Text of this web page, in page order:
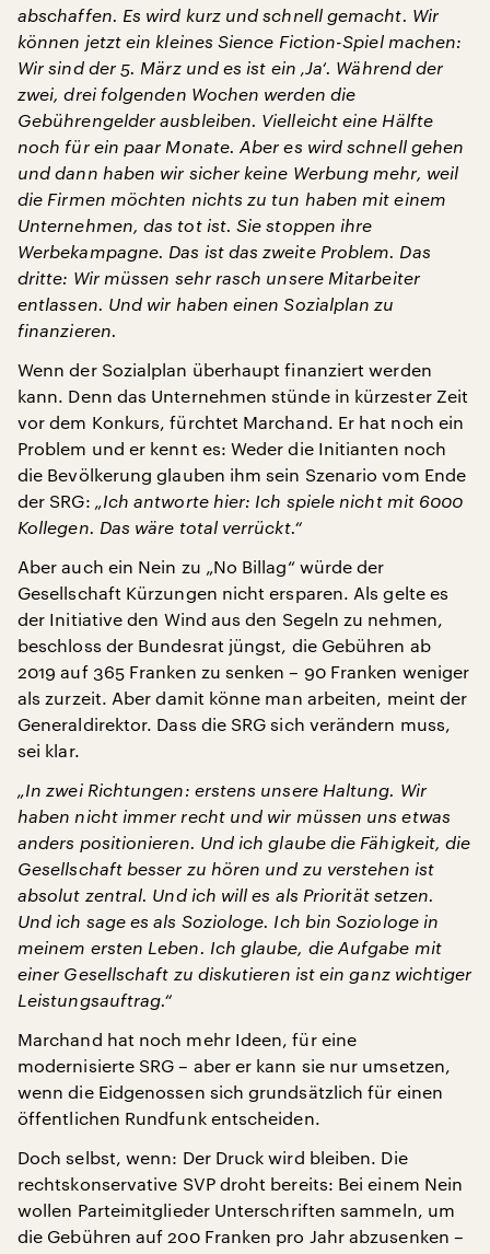
abschaffen. Es wird kurz und schnell gemacht. Wir
können jetzt ein kleines Sience Fiction-Spiel machen:
Wir sind der 5. März und es ist ein ‚Ja‘. Während der
zwei, drei folgenden Wochen werden die
Gebührengelder ausbleiben. Vielleicht eine Hälfte
noch für ein paar Monate. Aber es wird schnell gehen
und dann haben wir sicher keine Werbung mehr, weil
die Firmen möchten nichts zu tun haben mit einem
Unternehmen, das tot ist. Sie stoppen ihre
Werbekampagne. Das ist das zweite Problem. Das
dritte: Wir müssen sehr rasch unsere Mitarbeiter
entlassen. Und wir haben einen Sozialplan zu
finanzieren.
Wenn der Sozialplan überhaupt finanziert werden
kann. Denn das Unternehmen stünde in kürzester Zeit
vor dem Konkurs, fürchtet Marchand. Er hat noch ein
Problem und er kennt es: Weder die Initianten noch
die Bevölkerung glauben ihm sein Szenario vom Ende
der SRG: „Ich antworte hier: Ich spiele nicht mit 6000
Kollegen. Das wäre total verrückt.“
Aber auch ein Nein zu „No Billag“ würde der
Gesellschaft Kürzungen nicht ersparen. Als gelte es
der Initiative den Wind aus den Segeln zu nehmen,
beschloss der Bundesrat jüngst, die Gebühren ab
2019 auf 365 Franken zu senken – 90 Franken weniger
als zurzeit. Aber damit könne man arbeiten, meint der
Generaldirektor. Dass die SRG sich verändern muss,
sei klar.
„In zwei Richtungen: erstens unsere Haltung. Wir
haben nicht immer recht und wir müssen uns etwas
anders positionieren. Und ich glaube die Fähigkeit, die
Gesellschaft besser zu hören und zu verstehen ist
absolut zentral. Und ich will es als Priorität setzen.
Und ich sage es als Soziologe. Ich bin Soziologe in
meinem ersten Leben. Ich glaube, die Aufgabe mit
einer Gesellschaft zu diskutieren ist ein ganz wichtiger
Leistungsauftrag.“
Marchand hat noch mehr Ideen, für eine
modernisierte SRG – aber er kann sie nur umsetzen,
wenn die Eidgenossen sich grundsätzlich für einen
öffentlichen Rundfunk entscheiden.
Doch selbst, wenn: Der Druck wird bleiben. Die
rechtskonservative SVP droht bereits: Bei einem Nein
wollen Parteimitglieder Unterschriften sammeln, um
die Gebühren auf 200 Franken pro Jahr abzusenken –